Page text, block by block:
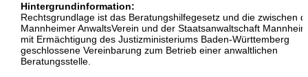
Hintergrundinformation:
Rechtsgrundlage ist das Beratungshilfegesetz und die zwischen
Mannheimer AnwaltsVerein und der Staatsanwaltschaft Mannheim
mit Ermächtigung des Justizministeriums Baden-Württemberg
geschlossene Vereinbarung zum Betrieb einer anwaltlichen
Beratungsstelle.